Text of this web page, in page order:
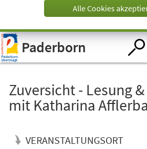
Visuelle
Assistenzsoftware
öffnen.
Alle Cookies
Paderborn
Zuversicht - Lesung
mit Katharina
VERANSTALTUNGSORT